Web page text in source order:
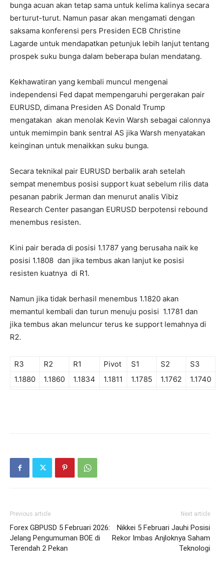
bunga acuan akan tetap sama untuk kelima kalinya secara
berturut-turut. Namun pasar akan mengamati dengan
saksama konferensi pers Presiden ECB Christine
Lagarde untuk mendapatkan petunjuk lebih lanjut tentang
prospek suku bunga dalam beberapa bulan mendatang.
Kekhawatiran yang kembali muncul mengenai
independensi Fed dapat mempengaruhi pergerakan pair
EURUSD, dimana Presiden AS Donald Trump
mengatakan akan menolak Kevin Warsh sebagai calonnya
untuk memimpin bank sentral AS jika Warsh menyatakan
keinginan untuk menaikkan suku bunga.
Secara teknikal pair EURUSD berbalik arah setelah
sempat menembus posisi support kuat sebelum rilis data
pesanan pabrik Jerman dan menurut analis Vibiz
Research Center pasangan EURUSD berpotensi rebound
menembus resisten.
Kini pair berada di posisi 1.1787 yang berusaha naik ke
posisi 1.1808 dan jika tembus akan lanjut ke posisi
resisten kuatnya di R1.
Namun jika tidak berhasil menembus 1.1820 akan
memantul kembali dan turun menuju posisi 1.1781 dan
jika tembus akan meluncur terus ke support lemahnya di
R2.
R3 R2 R1 Pivot S1 S2
S3
1.1880
1.1860 1.1834 1.1811 1.1785 1.1762 1.1740
Previous article
Forex GBPUSD 5 Februari 2026:
Jelang Pengumuman BOE di
Terendah 2 Pekan
Next article
Nikkei 5 Februari Jauhi Posisi
Rekor Imbas Anjloknya Saham
Teknologi